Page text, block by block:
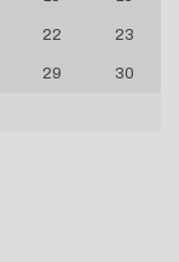
22 23
29 30